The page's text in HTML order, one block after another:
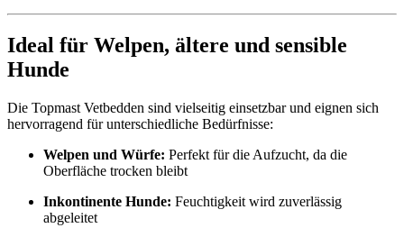
Ideal für Welpen, ältere und sensible
Hunde
Die Topmast Vetbedden sind vielseitig einsetzbar und eignen sich
hervorragend für unterschiedliche Bedürfnisse:
Welpen und Würfe: Perfekt für die Aufzucht, da die
Oberfläche trocken bleibt
Inkontinente Hunde: Feuchtigkeit wird zuverlässig
abgeleitet